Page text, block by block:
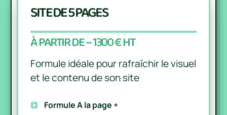
SITE DE 5 PAGES
À PARTIR DE – 1300 € HT
Formule idéale pour rafraîchir le visuel
et le contenu de son site
Formule A la page +